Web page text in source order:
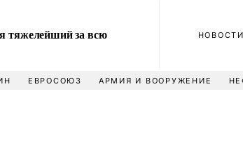
за всю
НОВОСТИ
ЕВРОСОЮЗ АРМИЯ И ВООРУЖЕНИЕ